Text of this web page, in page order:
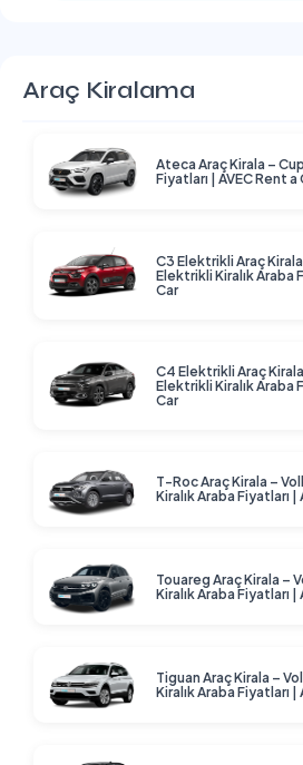
Araç Kiralama
Ateca Araç Kirala –
Fiyatları | AVEC Rent a
C3 Elektrikli Araç
Elektrikli Kiralık Araba
Car
C4 Elektrikli Araç
Elektrikli Kiralık Araba
Car
T-Roc Araç Kirala –
Kiralık Araba Fiyatları |
Touareg Araç Kirala –
Kiralık Araba Fiyatları |
Tiguan Araç Kirala –
Kiralık Araba Fiyatları |